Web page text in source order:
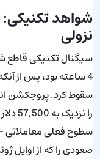
شواهد
نزولی
سیگنال تکنیکی قاطع
سقوط کرد. پروجکشن
سطوح فعلی
صعودی را که از اوایل